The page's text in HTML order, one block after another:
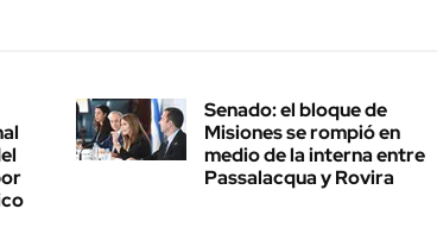
Senado: el bloque de
Misiones se rompió en
medio de la interna entre
Passalacqua y Rovira